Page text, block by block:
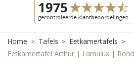
Home Tafels
Eetkamertafels
Eetkamertafel Arthur | Lamulux | Rond